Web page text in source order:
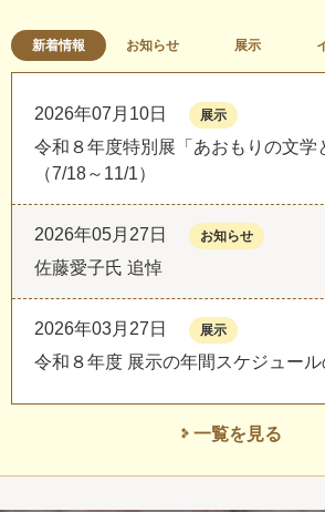
新着情報 お知らせ 展示
2026年07月10日 展示
令和８年度特別展「あおもりの文学
（7/18～11/1）
2026年05月27日 お知らせ
佐藤愛子氏 追悼
2026年03月27日 展示
令和８年度 展示の年間スケジュー
一覧を見る